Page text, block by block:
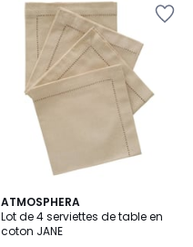
ATMOSPHERA
Lot de 4 serviettes de table en
coton JANE
2
Couleurs